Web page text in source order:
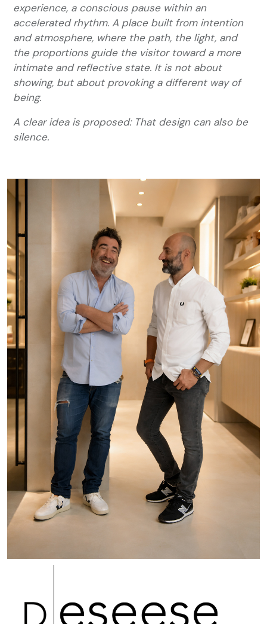
experience, a conscious pause within an
accelerated rhythm. A place built from intention
and atmosphere, where the path, the light, and
the proportions guide the visitor toward a more
intimate and reflective state. It is not about
showing, but about provoking a different way of
being.
A clear idea is proposed: That design can also be
silence.